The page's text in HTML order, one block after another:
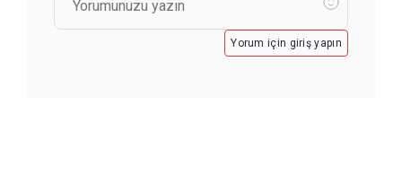
Yorum için giriş yapın